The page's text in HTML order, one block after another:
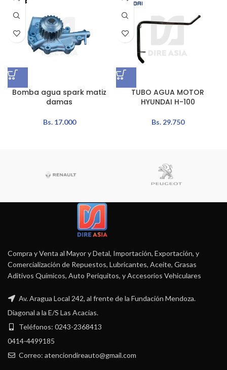
Bomba agua spark matiz
damas
Bs.17.000
TUBO AGUA MOTOR
HYUNDAI H-100
Bs.29.750
Compra y Venta al Mayor y Detal, Importación, Exportación, y
Comercialización de Repuestos, Lubricantes, Aceite, Grasas
Aditivos Químicos, Auto Periquitos, y Accesorios Vehiculares
Av. Aragua Local 242, al frente de la Fundación Mendoza.
Diagonal a la E/S Las Acacias.
Teléfonos: 0243-2368413
0414-4499185
Correo: atenciondireauto@gmail.com